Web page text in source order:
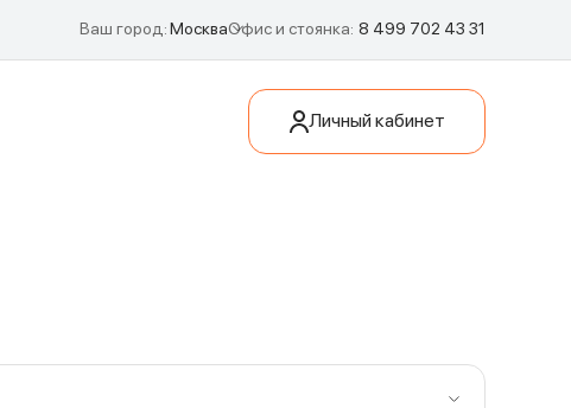
Ваш город:МоскваОфис и стоянка: 8 499 702 43 31
Офис и стоянка: 8 812 346 85 44
Поиск
Личный кабинет